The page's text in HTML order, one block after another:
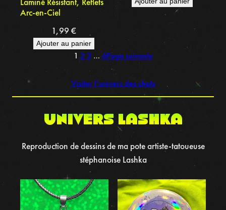
Arc-en-Ciel
1,99€
Ajouter au panier
1 2 3 … 6Page suivante
Visiter l’univers des chats
UNIVERS LASHKA
Reproduction de dessins de ma pote artiste-tatoueuse
stéphanoise Lashka